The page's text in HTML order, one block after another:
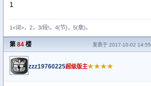
1
1<词>，2，3/段\，4{节}，5(章)。
第 84 楼 发表于 2017-10-02 14:55
zzz19760225超级版主★★★★